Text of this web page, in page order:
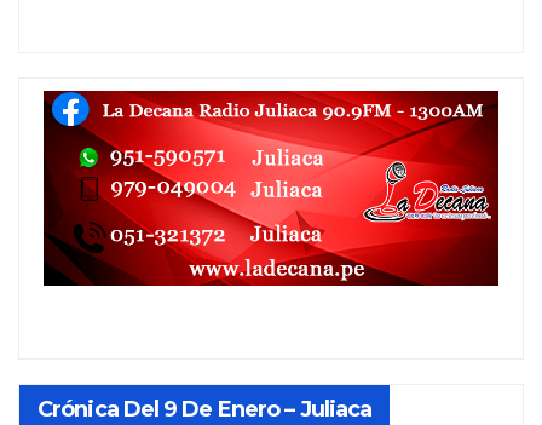
Crónica Del 9 De Enero – Juliaca